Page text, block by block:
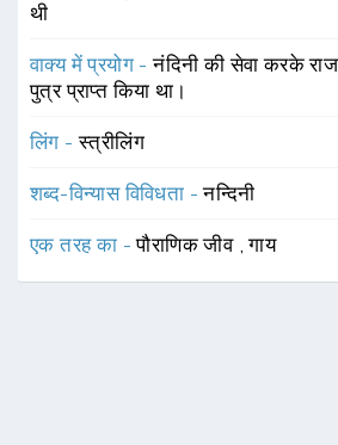
थी
वाक्य में प्रयोग -नंदिनी की सेवा करके
पुत्र प्राप्त किया था।
लिंग -स्त्रीलिंग
शब्द-विन्यास विविधता -नन्दिनी
एक तरह का -पौराणिक जीव ,गाय